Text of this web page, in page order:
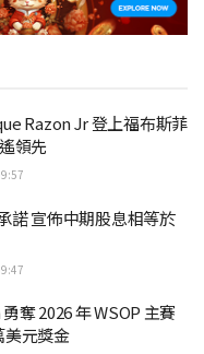
Razon Jr 登上福布斯菲
領先
諾 宣佈中期股息相等於
奪 2026 年 WSOP 主賽
美元獎金